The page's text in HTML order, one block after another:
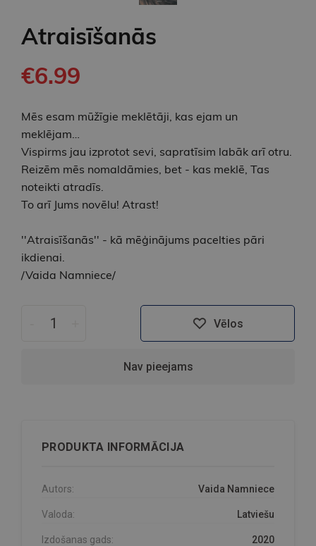
Atraisīšanās
€6.99
Mēs esam mūžīgie meklētāji, kas ejam un
meklējam…
Vispirms jau izprotot sevi, sapratīsim labāk arī otru.
Reizēm mēs nomaldāmies, bet - kas meklē, Tas
noteikti atradīs.
To arī Jums novēlu! Atrast!
''Atraisīšanās'' - kā mēģinājums pacelties pāri
ikdienai.
/Vaida Namniece/
Vēlos
Nav pieejams
PRODUKTA INFORMĀCIJA
Autors: Vaida Namniece
Valoda: Latviešu
Izdošanas gads: 2020